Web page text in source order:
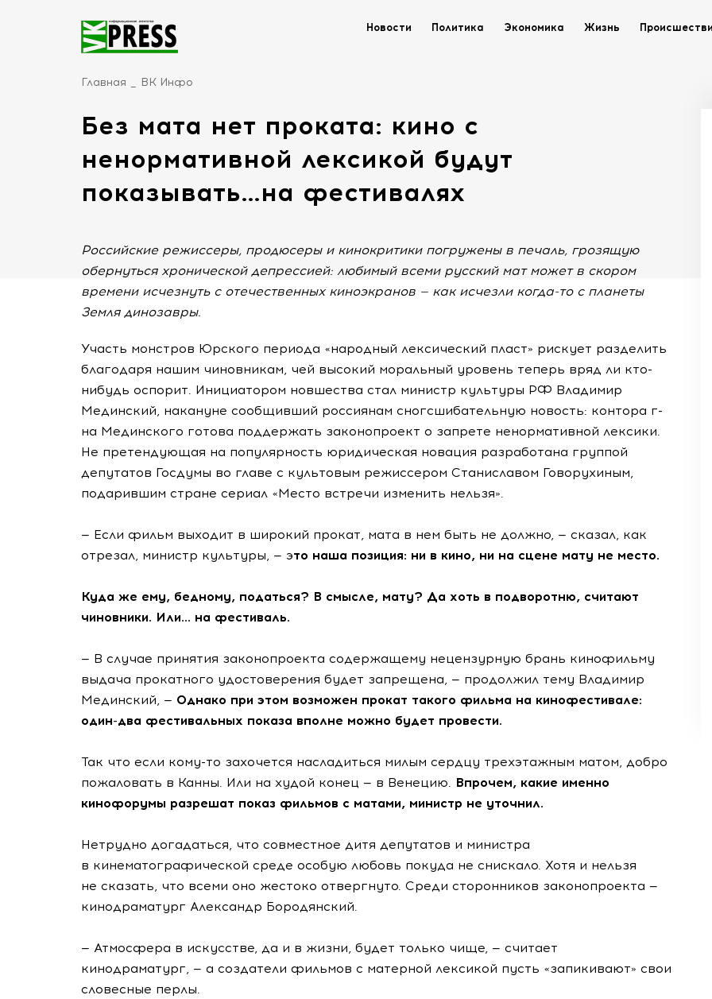
Новости Политика Экономика Жизнь
Главная ВК Инфо
Без мата нет проката: кино с
ненормативной лексикой будут
показывать…на фестивалях
Российские режиссеры, продюсеры и кинокритики погружены в печаль, грозящую
обернуться хронической депрессией: любимый всеми русский мат может в скором
времени исчезнуть с отечественных киноэкранов — как исчезли когда-то с планеты
Земля динозавры.
Участь монстров Юрского периода «народный лексический пласт» рискует разделить
благодаря нашим чиновникам, чей высокий моральный уровень теперь вряд ли кто-
нибудь оспорит. Инициатором новшества стал министр культуры РФ Владимир
Мединский, накануне сообщивший россиянам сногсшибательную новость: контора г-
на Мединского готова поддержать законопроект о запрете ненормативной лексики.
Не претендующая на популярность юридическая новация разработана группой
депутатов Госдумы во главе с культовым режиссером Станиславом Говорухиным,
подарившим стране сериал «Место встречи изменить нельзя».
— Если фильм выходит в широкий прокат, мата в нем быть не должно, — сказал, как
отрезал, министр культуры, — это наша позиция: ни в кино, ни на сцене мату не место.
Куда же ему, бедному, податься? В смысле, мату? Да хоть в подворотню, считают
чиновники. Или... на фестиваль.
— В случае принятия законопроекта содержащему нецензурную брань кинофильму
выдача прокатного удостоверения будет запрещена, — продолжил тему Владимир
Мединский, — Однако при этом возможен прокат такого фильма на кинофестивале:
один-два фестивальных показа вполне можно будет провести.
Так что если кому-то захочется насладиться милым сердцу трехэтажным матом, добро
пожаловать в Канны. Или на худой конец — в Венецию. Впрочем, какие именно
кинофорумы разрешат показ фильмов с матами, министр не уточнил.
Нетрудно догадаться, что совместное дитя депутатов и министра
в кинематографической среде особую любовь покуда не снискало. Хотя и нельзя
не сказать, что всеми оно жестоко отвергнуто. Среди сторонников законопроекта —
кинодраматург Александр Бородянский.
— Атмосфера в искусстве, да и в жизни, будет только чище, — считает
кинодраматург, — а создатели фильмов с матерной лексикой пусть «запикивают» свои
словесные перлы.